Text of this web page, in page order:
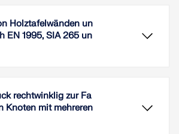
Holztafelwänden un
EN 1995, SIA 265 un
rechtwinklig zur Fa
Knoten mit mehreren